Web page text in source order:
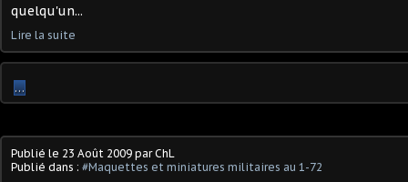
quelqu'un...
Lire la suite
…
Publié le 23 Août 2009 par ChL
Publié dans : #Maquettes et miniatures militaires au 1-72